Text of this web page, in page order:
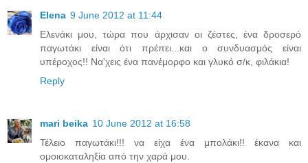
Elena 9 June 2012 at 11:44
Ελενάκι μου, τώρα που άρχισαν οι ζέστες, ένα δροσερό
παγωτάκι είναι ότι πρέπει...και ο συνδυασμός είναι
υπέροχος!! Να'χεις ένα πανέμορφο και γλυκό σ/κ, φιλάκια!
Reply
mari beika 10 June 2012 at 16:58
Τέλειο παγωτάκι!!! να είχα ένα μπολάκι!! έκανα και
ομοιοκαταληξία από την χαρά μου.